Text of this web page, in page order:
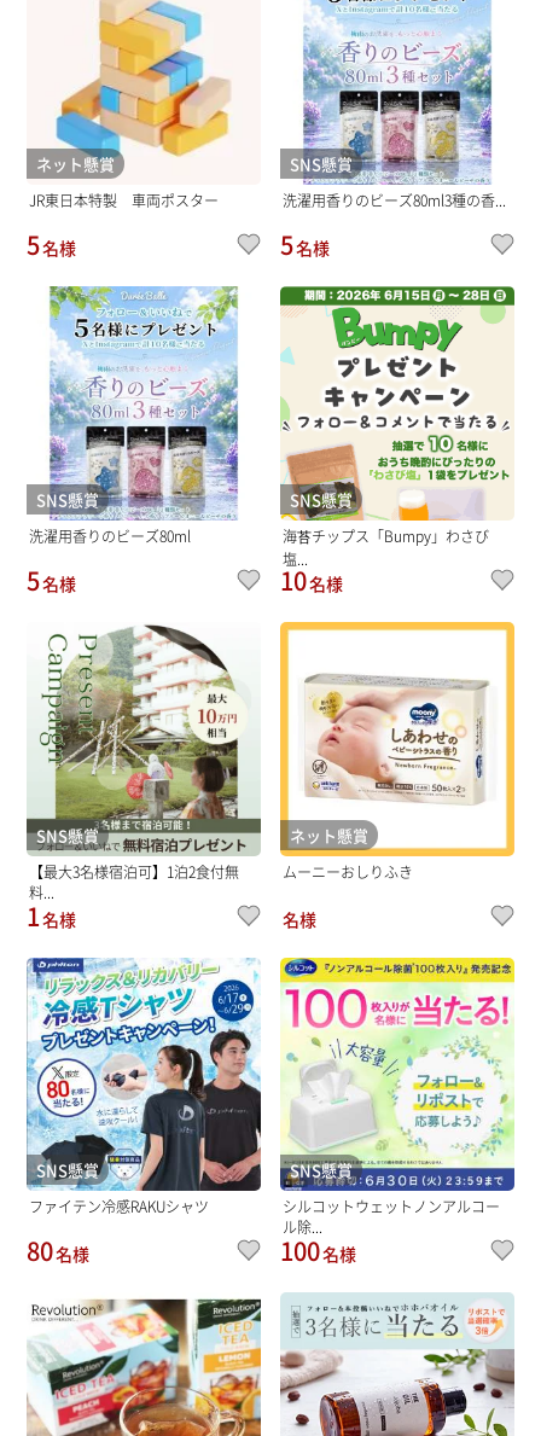
ネット懸賞
JR東日本特製 車両ポスター
5名様
SNS懸賞
洗濯用香りのビーズ80ml3種の香...
5名様
SNS懸賞
洗濯用香りのビーズ80ml
5名様
SNS懸賞
海苔チップス「Bumpy」わさび
塩...
10名様
SNS懸賞
【最大3名様宿泊可】1泊2食付無
料...
1名様
ネット懸賞
ムーニーおしりふき
名様
SNS懸賞
ファイテン冷感RAKUシャツ
80名様
SNS懸賞
シルコットウェットノンアルコー
ル除...
100名様